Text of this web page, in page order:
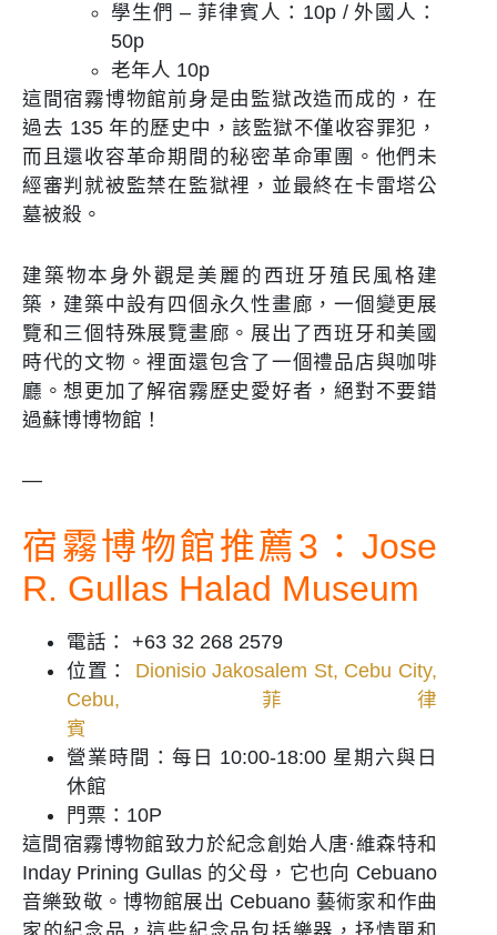
學生們– 菲律賓人：10p / 外國人：
50p
老年人 10p
這間宿霧博物館前身是由監獄改造而成的，在
過去 135 年的歷史中，該監獄不僅收容罪犯，
而且還收容革命期間的秘密革命軍團。他們未
經審判就被監禁在監獄裡，並最終在卡雷塔公
墓被殺。
建築物本身外觀是美麗的西班牙殖民風格建
築，建築中設有四個永久性畫廊，一個變更展
覽和三個特殊展覽畫廊。展出了西班牙和美國
時代的文物。裡面還包含了一個禮品店與咖啡
廳。想更加了解宿霧歷史愛好者，絕對不要錯
過蘇博博物館！
—
宿霧博物館推薦3：Jose
R. Gullas Halad Museum
電話： +63 32 268 2579
位置： Dionisio Jakosalem St, Cebu City,
Cebu, 菲律
賓
營業時間：每日 10:00-18:00 星期六與日
休館
門票：10P
這間宿霧博物館致力於紀念創始人唐·維森特和
Inday Prining Gullas 的父母，它也向 Cebuano
音樂致敬。博物館展出 Cebuano 藝術家和作曲
家的紀念品，這些紀念品包括樂器，抒情單和